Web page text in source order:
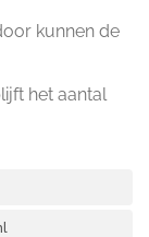
kunnen de
het aantal